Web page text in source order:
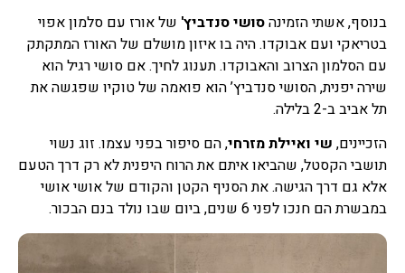
בנוסף, אשתי הזמינהסושי סנדביץ' של אורז עם סלמון אפוי
בטריאקי ועם אבוקדו. היה בו איזון מושלם של האורז המתקתק
עם הסלמון הצרוב והאבוקדו. תענוג לחיך. אם סושי רגיל הוא
שירה יפנית, הסושי סנדביץ’ הוא פואמה של טוקיו שפגשה את
תל אביב ב-2 בלילה.
הזכיינים, שי ואיילת מזרחי, הם סיפור בפני עצמו. זוג נשוי
תושבי הקסטל, שהביאו איתם את הרוח היפנית לא רק דרך הטעם
אלא גם דרך הגישה. את הסניף הקטן והקודם של אושי אושי
במבשרת הם חנכו לפני 6 שנים, ביום שבו נולד בנם הבכור.